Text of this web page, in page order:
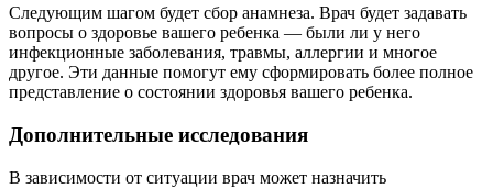
Следующим шагом будет сбор анамнеза. Врач будет задавать
вопросы о здоровье вашего ребенка — были ли у него
инфекционные заболевания, травмы, аллергии и многое
другое. Эти данные помогут ему сформировать более полное
представление о состоянии здоровья вашего ребенка.
Дополнительные исследования
В зависимости от ситуации врач может назначить